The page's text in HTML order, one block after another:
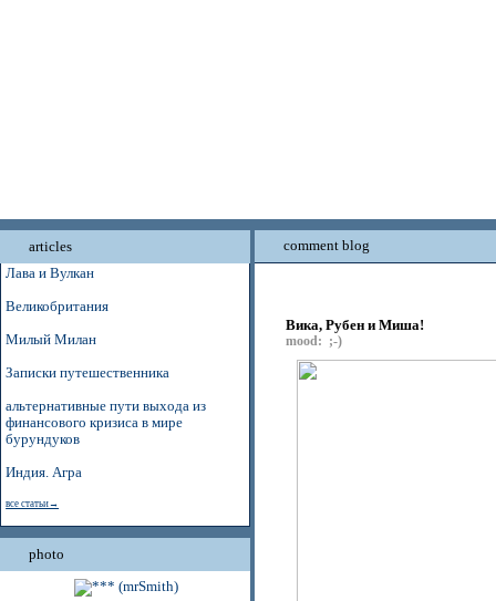
articles
Лава и Вулкан
Великобритания
Милый Милан
Записки путешественника
альтернативные пути выхода из
финансового кризиса в мире
бурундуков
Индия. Агра
все статьи→
photo
comment blog
Вика, Рубен и Миша!
mood: ;-)